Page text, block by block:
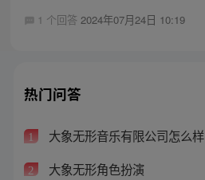
1 个回答 2024年07月24日 10:19
热门问答
1 大象无形音乐有限公司怎么样
2 大象无形角色扮演